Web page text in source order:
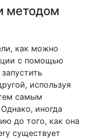
методом
как можно
с помощью
используя
самым
иногда
до того, как она
существует